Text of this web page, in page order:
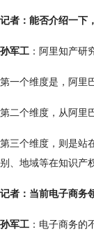
记者：能否介绍一下
孙军工 ：阿里知产研
第一个维度是，阿里
第二个维度，从阿里
第三个维度，则是站
别、地域等在知识产
记者：当前电子商务
孙军工 ：电子商务